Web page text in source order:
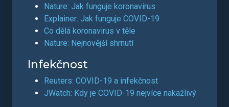
Nature: Jak funguje koronavirus
Explainer: Jak funguje COVID-19
Co dělá koronavirus v těle
Nature: Nejnovější shrnutí
Infekčnost
Reuters: COVID-19 a infekčnost
JWatch: Kdy je COVID-19 nejvíce nakažlivý